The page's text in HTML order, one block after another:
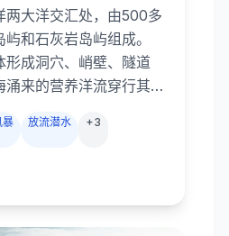
两大洋交汇处，由500多
和石灰岩岛屿组成。
形成洞穴、峭壁、隧道
涌来的营养洋流穿行其
狼和鲷鱼，以及众多大
国水道的清洁站来回
你在砗磲和玫瑰珊瑚上
隙还可去水母湖与无
暴 放流潜水 +3